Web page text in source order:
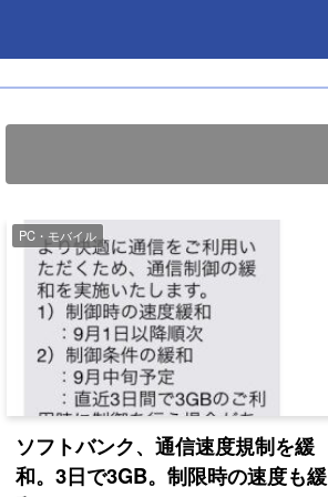
PC・モバイル
ソフトバンク、通信速度規制を緩
和。3日で3GB。制限時の速度も緩